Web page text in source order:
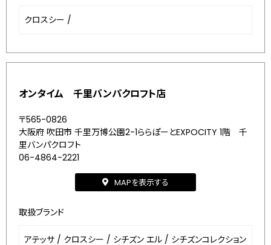
クロスシー /
オンタイム 千里バンパクロフト店
〒565-0826
大阪府 吹田市 千里万博公園2-1ららぽーとEXPOCITY 1階 千
里バンパクロフト
06-4864-2221
MAPを表示する
取扱ブランド
アテッサ / クロスシー / シチズン エル / シチズンコレクション